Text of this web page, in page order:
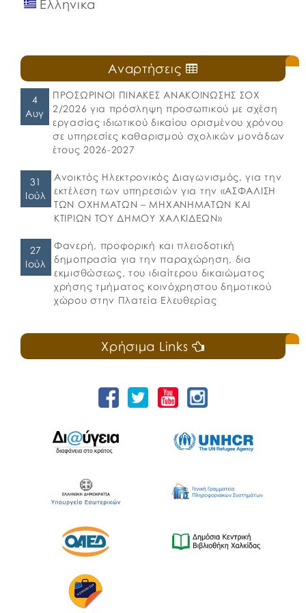
Ελληνικα
Αναρτήσεις
4
Αυγ
ΠΡΟΣΩΡΙΝΟΙ ΠΙΝΑΚΕΣ ΑΝΑΚΟΙΝΩΣΗΣ ΣΟΧ
2/2026 για πρόσληψη προσωπικού με σχέση
εργασίας ιδιωτικού δικαίου ορισμένου χρόνου
σε υπηρεσίες καθαρισμού σχολικών μονάδων
έτους 2026-2027
31
Ιούλ
Ανοικτός Ηλεκτρονικός Διαγωνισμός, για την
εκτέλεση των υπηρεσιών για την «ΑΣΦΑΛΙΣΗ
ΤΩΝ ΟΧΗΜΑΤΩΝ – ΜΗΧΑΝΗΜΑΤΩΝ ΚΑΙ
ΚΤΙΡΙΩΝ ΤΟΥ ΔΗΜΟΥ ΧΑΛΚΙΔΕΩΝ»
27
Ιούλ
Φανερή, προφορική και πλειοδοτική
δημοπρασία για την παραχώρηση, δια
εκμισθώσεως, του ιδιαίτερου δικαιώματος
χρήσης τμήματος κοινόχρηστου δημοτικού
χώρου στην Πλατεία Ελευθερίας
Χρήσιμα Links